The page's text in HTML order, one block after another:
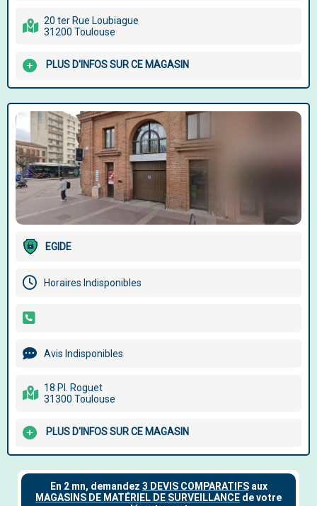
20 ter Rue Loubiague
31200 Toulouse
PLUS D'INFOS SUR CE MAGASIN
EGIDE
Horaires Indisponibles
Avis Indisponibles
18 Pl. Roguet
31300 Toulouse
PLUS D'INFOS SUR CE MAGASIN